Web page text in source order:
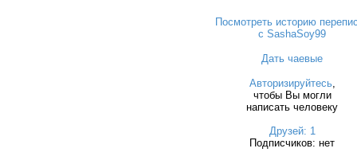
Посмотреть историю
с SashaSoy99
Дать чаевые
Авторизируйтесь,
чтобы Вы могли
написать человеку
Друзей: 1
Подписчиков: нет